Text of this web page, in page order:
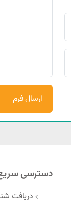
ارسال فرم
دسترسی
دریافت